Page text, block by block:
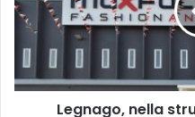
ospitava
"Mercatone
Uno"
è
Legnago, nella